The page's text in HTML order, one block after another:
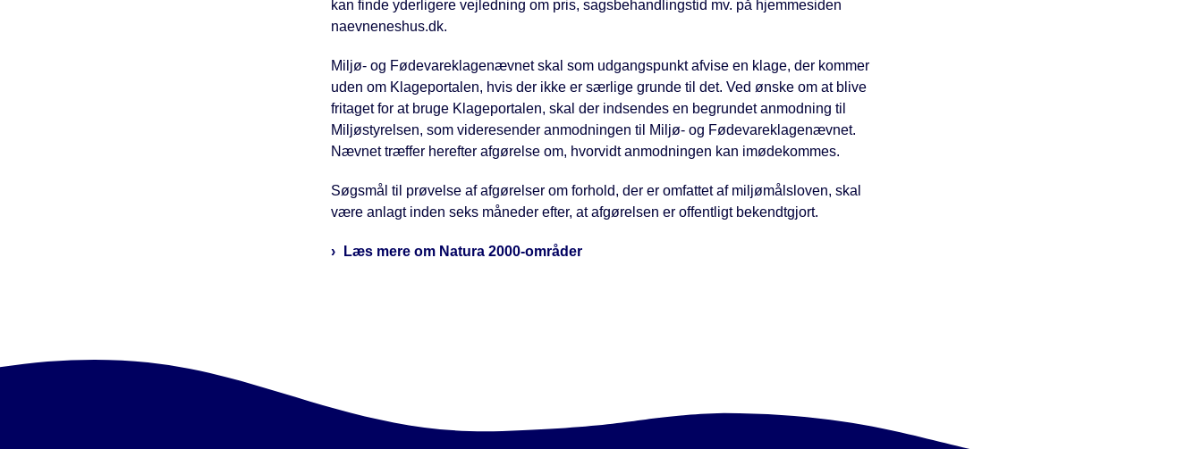
kan finde yderligere vejledning om pris, sagsbehandlingstid mv. på hjemmesiden
naevneneshus.dk.
Miljø- og Fødevareklagenævnet skal som udgangspunkt afvise en klage, der kommer
uden om Klageportalen, hvis der ikke er særlige grunde til det. Ved ønske om at blive
fritaget for at bruge Klageportalen, skal der indsendes en begrundet anmodning til
Miljøstyrelsen, som videresender anmodningen til Miljø- og Fødevareklagenævnet.
Nævnet træffer herefter afgørelse om, hvorvidt anmodningen kan imødekommes.
Søgsmål til prøvelse af afgørelser om forhold, der er omfattet af miljømålsloven, skal
være anlagt inden seks måneder efter, at afgørelsen er offentligt bekendtgjort.
Læs mere om Natura 2000-områder